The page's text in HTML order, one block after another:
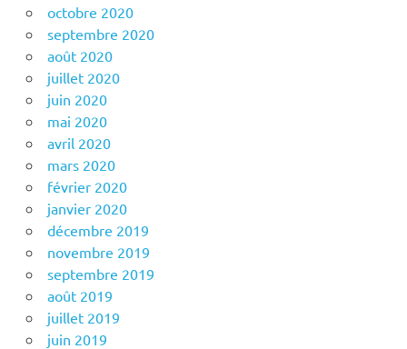
octobre 2020
septembre 2020
août 2020
juillet 2020
juin 2020
mai 2020
avril 2020
mars 2020
février 2020
janvier 2020
décembre 2019
novembre 2019
septembre 2019
août 2019
juillet 2019
juin 2019